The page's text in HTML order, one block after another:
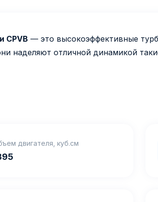
CPVB — это высокоэффективные
наделяют отличной динамикой
двигателя, куб.см